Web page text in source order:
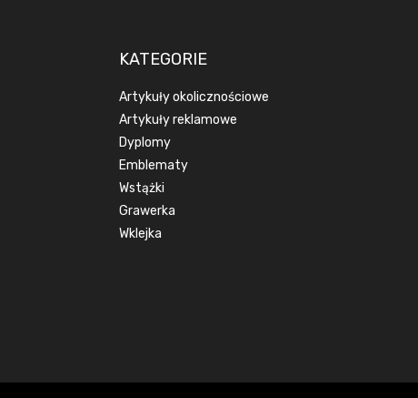
KATEGORIE
Artykuły okolicznościowe
Artykuły reklamowe
Dyplomy
Emblematy
Wstążki
Grawerka
Wklejka